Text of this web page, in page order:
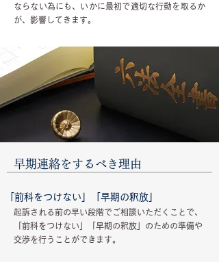
ならない為にも、いかに最初で適切な行動を取るか
が、影響してきます。
早期連絡をするべき理由
「前科をつけない」「早期の釈放」
起訴される前の早い段階でご相談いただくことで、
「前科をつけない」「早期の釈放」のための準備や
交渉を行うことができます。